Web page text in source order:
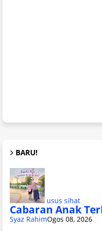
BARU!
usus sihat
Cabaran Anak
Syaz RahimOgos 08, 2026